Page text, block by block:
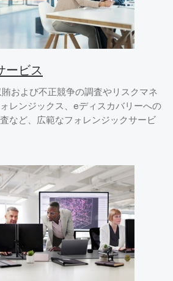
ービス
および不正競争の調査やリスクマネ
レンジックス、eディスカバリーへの
など、広範なフォレンジックサービ